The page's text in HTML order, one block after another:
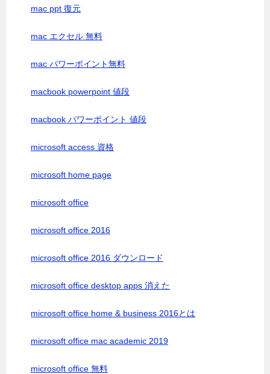
mac ppt 復元
mac エクセル 無料
mac パワーポイント無料
macbook powerpoint 値段
macbook パワーポイント 値段
microsoft access 資格
microsoft home page
microsoft office
microsoft office 2016
microsoft office 2016 ダウンロード
microsoft office desktop apps 消えた
microsoft office home & business 2016とは
microsoft office mac academic 2019
microsoft office 無料